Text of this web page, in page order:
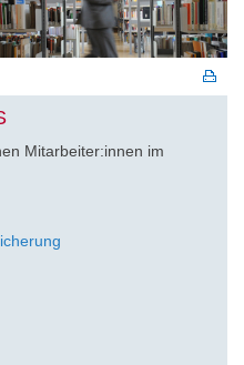
Mitarbeiter:innen im